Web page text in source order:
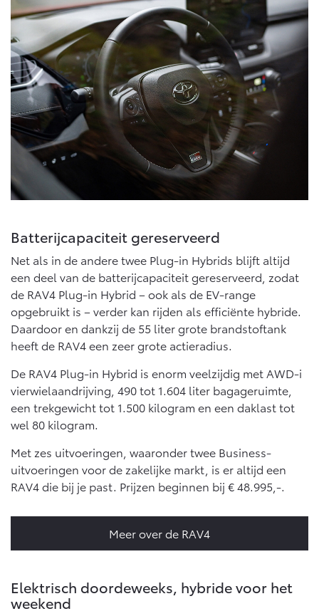
Batterijcapaciteit gereserveerd
Net als in de andere twee Plug-in Hybrids blijft altijd
een deel van de batterijcapaciteit gereserveerd, zodat
de RAV4 Plug-in Hybrid – ook als de EV-range
opgebruikt is – verder kan rijden als efficiënte hybride.
Daardoor en dankzij de 55 liter grote brandstoftank
heeft de RAV4 een zeer grote actieradius.
De RAV4 Plug-in Hybrid is enorm veelzijdig met AWD-i
vierwielaandrijving, 490 tot 1.604 liter bagageruimte,
een trekgewicht tot 1.500 kilogram en een daklast tot
wel 80 kilogram.
Met zes uitvoeringen, waaronder twee Business-
uitvoeringen voor de zakelijke markt, is er altijd een
RAV4 die bij je past. Prijzen beginnen bij € 48.995,-.
Meer over de RAV4
Elektrisch doordeweeks, hybride voor het
weekend